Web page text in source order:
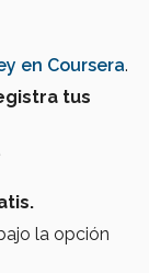
en Coursera.
tus
la opción